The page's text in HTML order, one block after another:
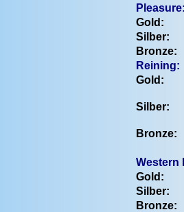
Pleasure:
Gold:
Silber:
Bronze:
Reining:
Gold:
Silber:
Bronze:
Western
Gold:
Silber:
Bronze: